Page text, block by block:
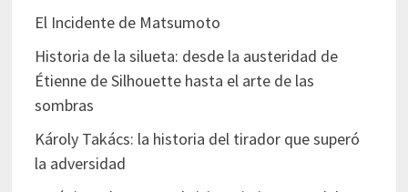
El Incidente de Matsumoto
Historia de la silueta: desde la austeridad de
Étienne de Silhouette hasta el arte de las
sombras
Károly Takács: la historia del tirador que superó
la adversidad